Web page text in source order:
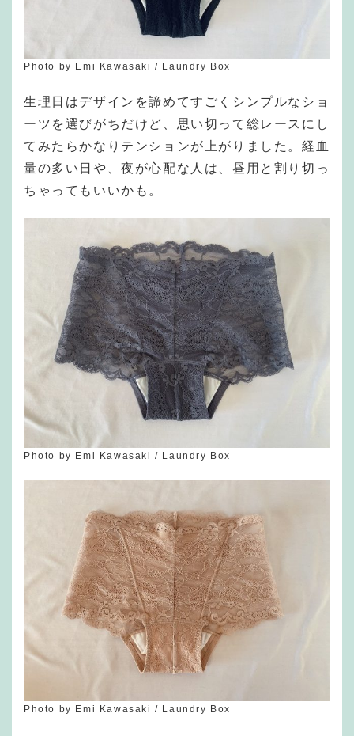
Photo by Emi Kawasaki / Laundry Box
生理日はデザインを諦めてすごくシンプルなショ
ーツを選びがちだけど、思い切って総レースにし
てみたらかなりテンションが上がりました。経血
量の多い日や、夜が心配な人は、昼用と割り切っ
ちゃってもいいかも。
Photo by Emi Kawasaki / Laundry Box
Photo by Emi Kawasaki / Laundry Box